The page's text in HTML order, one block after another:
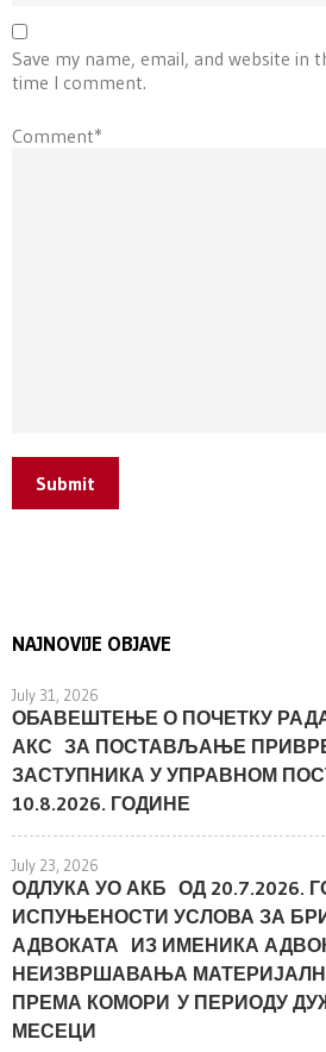
Save my name, email, and website in
time I comment.
Comment*
Submit
NAJNOVIJE OBJAVE
July 31, 2026
ОБАВЕШТЕЊЕ О ПОЧЕТКУ
АКС ЗА ПОСТАВЉАЊЕ
ЗАСТУПНИКА У УПРАВНОМ
10.8.2026. ГОДИНЕ
July 23, 2026
ОДЛУКА УО АКБ ОД 20.7.2026.
ИСПУЊЕНОСТИ УСЛОВА ЗА
АДВОКАТА ИЗ ИМЕНИКА
НЕИЗВРШАВАЊА
ПРЕМА КОМОРИ У ПЕРИОДУ
МЕСЕЦИ